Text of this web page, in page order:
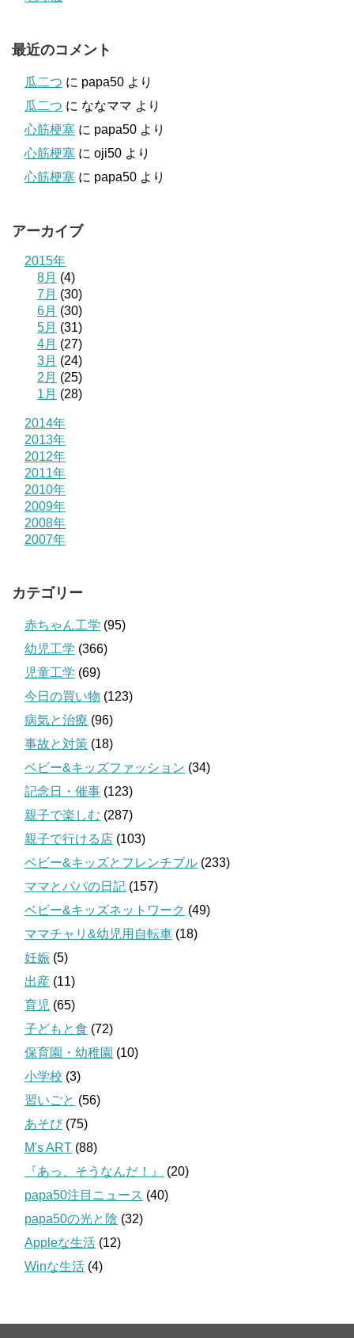
最近のコメント
瓜二つ に papa50 より
瓜二つ に ななママ より
心筋梗塞 に papa50 より
心筋梗塞 に oji50 より
心筋梗塞 に papa50 より
アーカイブ
2015年
8月 (4)
7月 (30)
6月 (30)
5月 (31)
4月 (27)
3月 (24)
2月 (25)
1月 (28)
2014年
2013年
2012年
2011年
2010年
2009年
2008年
2007年
カテゴリー
赤ちゃん工学 (95)
幼児工学 (366)
児童工学 (69)
今日の買い物 (123)
病気と治療 (96)
事故と対策 (18)
ベビー&キッズファッション (34)
記念日・催事 (123)
親子で楽しむ (287)
親子で行ける店 (103)
ベビー&キッズとフレンチブル (233)
ママとパパの日記 (157)
ベビー&キッズネットワーク (49)
ママチャリ&幼児用自転車 (18)
妊娠 (5)
出産 (11)
育児 (65)
子どもと食 (72)
保育園・幼稚園 (10)
小学校 (3)
習いごと (56)
あそび(75)
M's ART (88)
『あっ、そうなんだ！』
(20)
papa50注目ニュース (40)
papa50の光と陰 (32)
Appleな生活 (12)
Winな生活 (4)